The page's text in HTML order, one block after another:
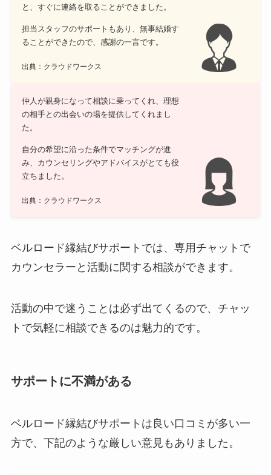
と、すぐに連絡を取ることができました。
担当スタッフのサポートもあり、無事結婚す
ることができたので、感謝の一言です。
出典：クラウドワークス
仲人が親身になって相談に乗ってくれ、理想
の相手との出会いの場を提供してくれまし
た。
自分の希望に沿った条件でマッチングが進
み、カウンセリングやアドバイスがとても役
立ちました。
出典：クラウドワークス
ベルロード縁結びサポートでは、専用チャットで
カウンセラーと活動に関する相談ができます。
活動の中で迷うことは必ず出てくるので、チャッ
トで気軽に相談できるのは魅力的です。
サポートに不満がある
ベルロード縁結びサポートは良い口コミが多い一
方で、下記のような厳しい意見もありました。